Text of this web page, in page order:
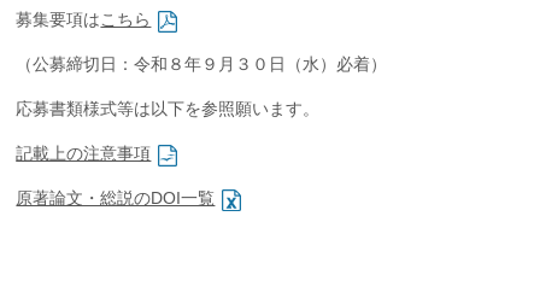
社会貢献
企業の方大学院志望の方医学部志望の方卒業生の方在学生・教員の方
お問い合わせ交通アクセス
募集要項はこちら
（公募締切日：令和８年９月３０日（水）必着）
応募書類様式等は以下を参照願います。
記載上の注意事項
原著論文・総説のDOI一覧